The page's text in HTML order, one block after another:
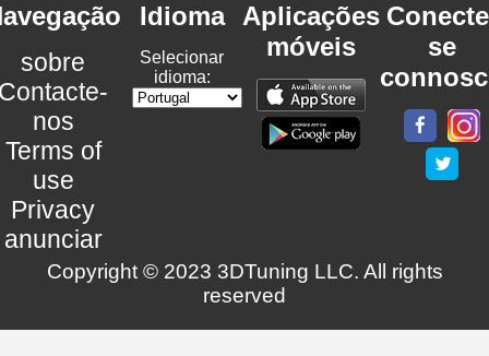
sobre
nos
Terms of
use
Privacy
anunciar
Idioma
Selecionar
idioma:
Aplicações
móveis
se
Copyright © 2023 3DTuning LLC. All rights
reserved